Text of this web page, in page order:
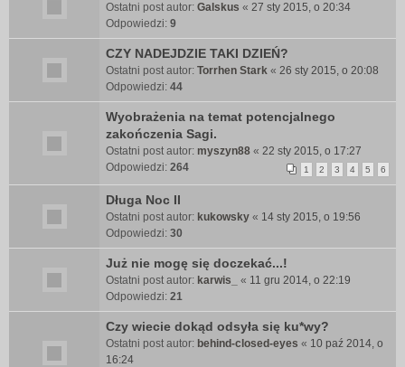
Ostatni post autor: Galskus « 27 sty 2015, o 20:34
Odpowiedzi: 9
CZY NADEJDZIE TAKI DZIEŃ?
Ostatni post autor: Torrhen Stark « 26 sty 2015, o 20:08
Odpowiedzi: 44
Wyobrażenia na temat potencjalnego
zakończenia Sagi.
Ostatni post autor: myszyn88 « 22 sty 2015, o 17:27
Odpowiedzi: 264 1 2 3 4 5 6
Długa Noc II
Ostatni post autor: kukowsky « 14 sty 2015, o 19:56
Odpowiedzi: 30
Już nie mogę się doczekać...!
Ostatni post autor: karwis_ « 11 gru 2014, o 22:19
Odpowiedzi: 21
Czy wiecie dokąd odsyła się ku*wy?
Ostatni post autor: behind-closed-eyes « 10 paź 2014, o
16:24